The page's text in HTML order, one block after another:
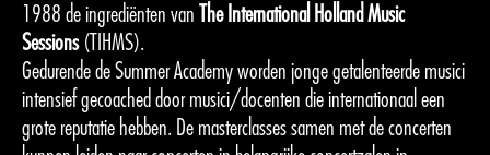
1988 de ingrediënten van The International Holland Music
Sessions(TIHMS).
Gedurende de Summer Academy worden jonge getalenteerde musici
intensief gecoached door musici/docenten die internationaal een
grote reputatie hebben. De masterclasses samen met de concerten